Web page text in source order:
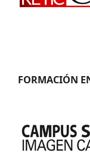
FORMACIÓN